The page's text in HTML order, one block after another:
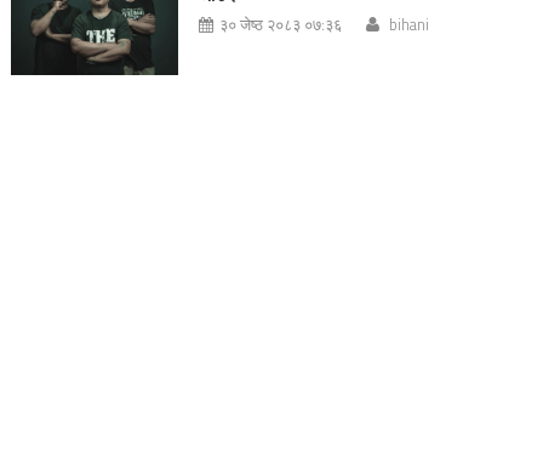
३० जेष्ठ २०८३ ०७:३६ bihani